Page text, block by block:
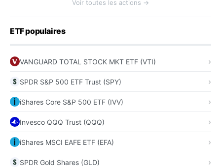
Voir toutes les actions →
ETF populaires
VANGUARD TOTAL STOCK MKT ETF (VTI)
SPDR S&P 500 ETF Trust (SPY)
iShares Core S&P 500 ETF (IVV)
Invesco QQQ Trust (QQQ)
iShares MSCI EAFE ETF (EFA)
SPDR Gold Shares (GLD)